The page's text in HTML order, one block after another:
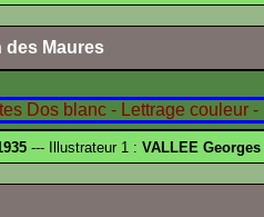
des Maures
--- Illustrateur 1 : VALLEE Georges